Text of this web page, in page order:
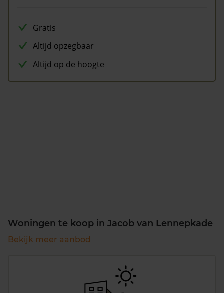
Gratis
Altijd opzegbaar
Altijd op de hoogte
Woningen te koop in Jacob van Lennepkade
Bekijk meer aanbod